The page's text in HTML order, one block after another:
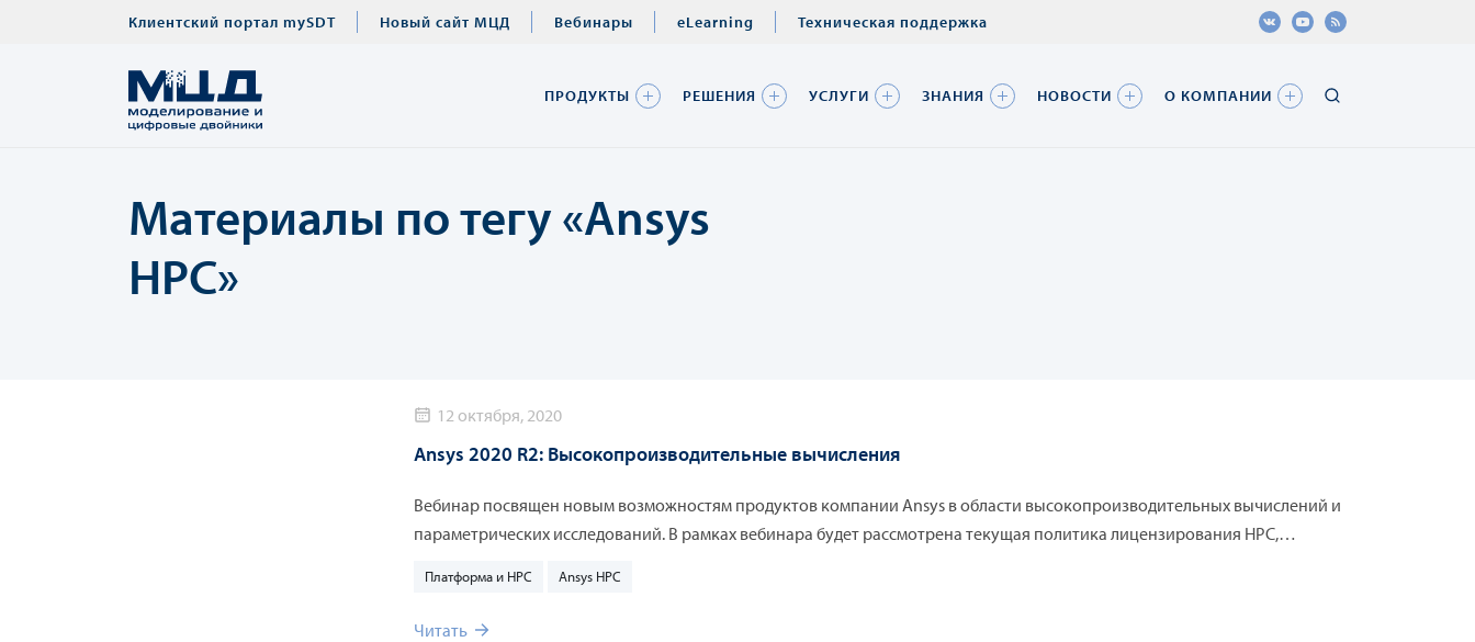
Клиентский портал mySDT Новый сайт МЦД Вебинары eLearning Техническая поддержка
ПРОДУКТЫ РЕШЕНИЯ УСЛУГИ ЗНАНИЯ НОВОСТИ О КОМПАНИИ
Материалы по тегу «Ansys
HPC»
12 октября, 2020
Ansys 2020 R2: Высокопроизводительные вычисления
Вебинар посвящен новым возможностям продуктов компании Ansys в области высокопроизводительных вычислений и
параметрических исследований. В рамках вебинара будет рассмотрена текущая политика лицензирования HPC,
Вебинар будет интересен всем пользователям Ansys, как уже использующим возможности HPC, так и тем, кто только
присматривается к их внедрению.
Платформа и HPC Ansys HPC
Читать